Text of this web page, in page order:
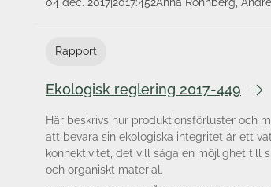
Rapport
Ekologisk reglering 2017-449
Här beskrivs hur produktionsförluster och
att bevara sin ekologiska integritet är ett
konnektivitet, det vill säga en möjlighet till
och organiskt material.